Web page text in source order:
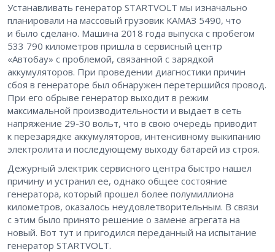
Устанавливать генератор STARTVOLT мы изначально
планировали на массовый грузовик КАМАЗ 5490, что
и было сделано. Машина 2018 года выпуска с пробегом
533 790 километров пришла в сервисный центр
«Автобау» с проблемой, связанной с зарядкой
аккумуляторов. При проведении диагностики причин
сбоя в генераторе был обнаружен перетершийся провод.
При его обрыве генератор выходит в режим
максимальной производительности и выдает в сеть
напряжение 29-30 вольт, что в свою очередь приводит
к перезарядке аккумуляторов, интенсивному выкипанию
электролита и последующему выходу батарей из строя.
Дежурный электрик сервисного центра быстро нашел
причину и устранил ее, однако общее состояние
генератора, который прошел более полумиллиона
километров, оказалось неудовлетворительным. В связи
с этим было принято решение о замене агрегата на
новый. Вот тут и пригодился переданный на испытание
генератор STARTVOLT.